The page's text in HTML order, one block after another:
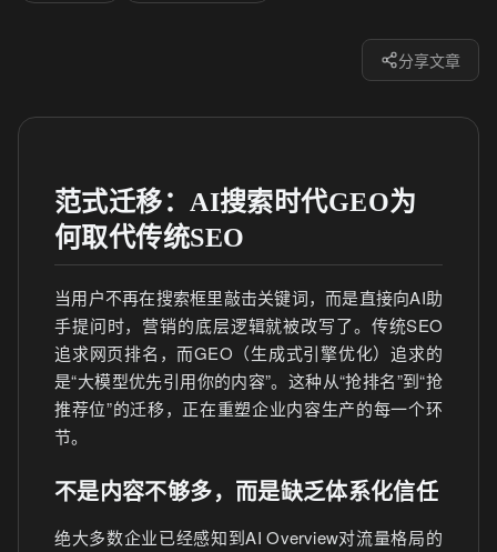
分享文章
范式迁移：AI搜索时代GEO为
何取代传统SEO
当用户不再在搜索框里敲击关键词，而是直接向AI助
手提问时，营销的底层逻辑就被改写了。传统SEO
追求网页排名，而GEO（生成式引擎优化）追求的
是“大模型优先引用你的内容”。这种从“抢排名”到“抢
推荐位”的迁移，正在重塑企业内容生产的每一个环
节。
不是内容不够多，而是缺乏体系化信任
绝大多数企业已经感知到AI Overview对流量格局的